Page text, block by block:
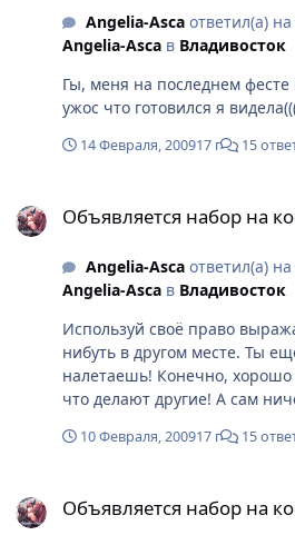
Angelia-Ascaответил(а)
Angelia-Asca в Владивосток
Гы, меня на последнем
ужос что готовился я
14 Февраля, 200917 г 15
Объявляется набор на
Angelia-Ascaответил(а)
Angelia-Asca в Владивосток
Используй своё право
нибуть в другом месте. Ты
налетаешь! Конечно, хорошо
что делают другие! А сам
бы насторение испортить! Я
стараемся между прочим! В
10 Февраля, 200917 г 15
Объявляется набор на